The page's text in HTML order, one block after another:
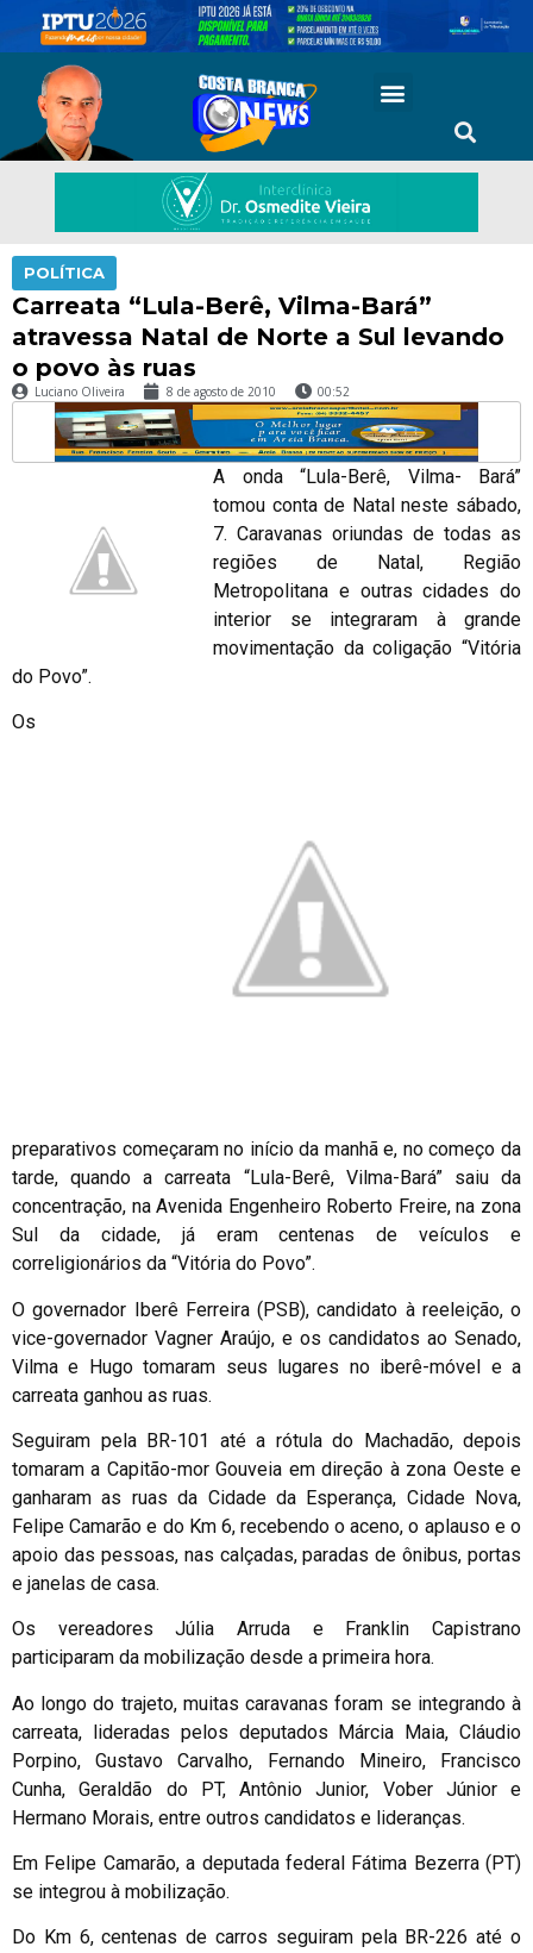
POLÍTICA
Carreata “Lula-Berê, Vilma-Bará”
atravessa Natal de Norte a Sul levando
o povo às ruas
Luciano Oliveira 8 de agosto de 2010 00:52
A onda “Lula-Berê, Vilma- Bará”
tomou conta de Natal neste sábado,
7. Caravanas oriundas de todas as
regiões de Natal, Região
Metropolitana e outras cidades do
interior se integraram à grande
movimentação da coligação “Vitória
do Povo”.
Os
preparativos começaram no início da manhã e, no começo da
tarde, quando a carreata “Lula-Berê, Vilma-Bará” saiu da
concentração, na Avenida Engenheiro Roberto Freire, na zona
Sul da cidade, já eram centenas de veículos e
correligionários da “Vitória do Povo”.
O governador Iberê Ferreira (PSB), candidato à reeleição, o
vice-governador Vagner Araújo, e os candidatos ao Senado,
Vilma e Hugo tomaram seus lugares no iberê-móvel e a
carreata ganhou as ruas.
Seguiram pela BR-101 até a rótula do Machadão, depois
tomaram a Capitão-mor Gouveia em direção à zona Oeste e
ganharam as ruas da Cidade da Esperança, Cidade Nova,
Felipe Camarão e do Km 6, recebendo o aceno, o aplauso e o
apoio das pessoas, nas calçadas, paradas de ônibus, portas
e janelas de casa.
Os vereadores Júlia Arruda e Franklin Capistrano
participaram da mobilização desde a primeira hora.
Ao longo do trajeto, muitas caravanas foram se integrando à
carreata, lideradas pelos deputados Márcia Maia, Cláudio
Porpino, Gustavo Carvalho, Fernando Mineiro, Francisco
Cunha, Geraldão do PT, Antônio Junior, Vober Júnior e
Hermano Morais, entre outros candidatos e lideranças.
Em Felipe Camarão, a deputada federal Fátima Bezerra (PT)
se integrou à mobilização.
Do Km 6, centenas de carros seguiram pela BR-226 até o